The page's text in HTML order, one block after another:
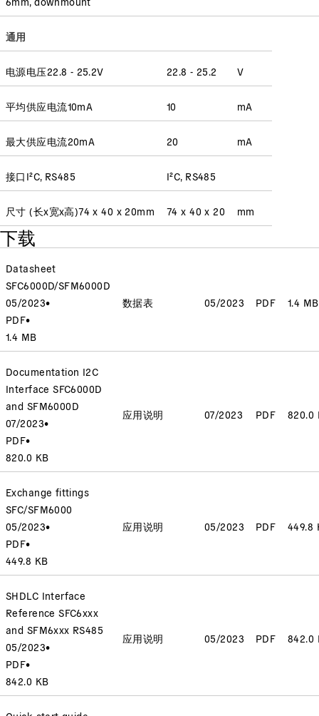
通用
电源电压22.8 - 25.2V 22.8 - 25.2 V
平均供应电流10mA 10 mA
最大供应电流20mA 20 mA
接口 I²C, RS485 I²C, RS485
尺寸 (长x宽x高)74 x 40 x 20mm 74 x 40 x 20 mm
下载
Datasheet
SFC6000D/SFM6000D
05/2023•
PDF•
1.4 MB
数据表 05/2023 PDF 1.4 MB
Documentation I2C
Interface SFC6000D
and SFM6000D
07/2023•
PDF•
820.0 KB
应用说明 07/2023 PDF 820.0
Exchange fittings
SFC/SFM6000
05/2023•
PDF•
449.8 KB
应用说明 05/2023 PDF 449.8
SHDLC Interface
Reference SFC6xxx
and SFM6xxx RS485
05/2023•
PDF•
842.0 KB
应用说明 05/2023 PDF 842.0